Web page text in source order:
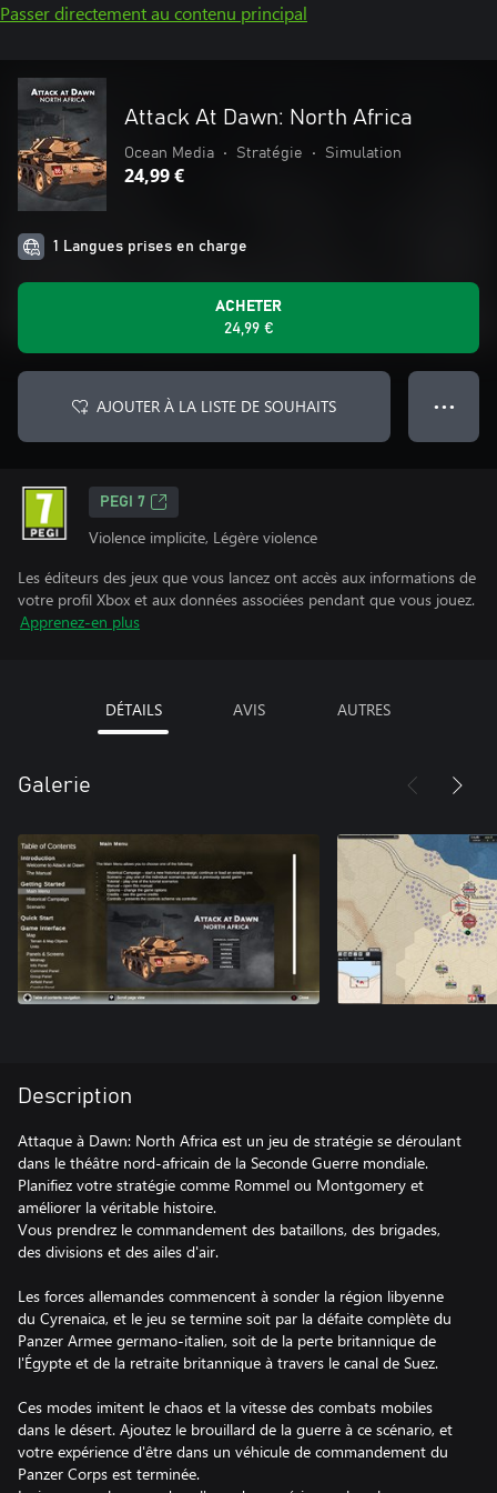
Passer directement au contenu principal
Attack At Dawn: North Africa
Ocean Media • Stratégie • Simulation
24,99 €
1 Langues prises en charge
ACHETER
24,99 €
AJOUTER À LA LISTE DE SOUHAITS ● ● ●
PEGI 7
Violence implicite, Légère violence
Les éditeurs des jeux que vous lancez ont accès aux informations de
votre profil Xbox et aux données associées pendant que vous jouez.
Apprenez-en plus
DÉTAILS AVIS AUTRES
Galerie
Description
Attaque à Dawn: North Africa est un jeu de stratégie se déroulant
dans le théâtre nord-africain de la Seconde Guerre mondiale.
Planifiez votre stratégie comme Rommel ou Montgomery et
améliorer la véritable histoire.
Vous prendrez le commandement des bataillons, des brigades,
des divisions et des ailes d'air.
Les forces allemandes commencent à sonder la région libyenne
du Cyrenaica, et le jeu se termine soit par la défaite complète du
Panzer Armee germano-italien, soit de la perte britannique de
l'Égypte et de la retraite britannique à travers le canal de Suez.
Ces modes imitent le chaos et la vitesse des combats mobiles
dans le désert. Ajoutez le brouillard de la guerre à ce scénario, et
votre expérience d'être dans un véhicule de commandement du
Panzer Corps est terminée.